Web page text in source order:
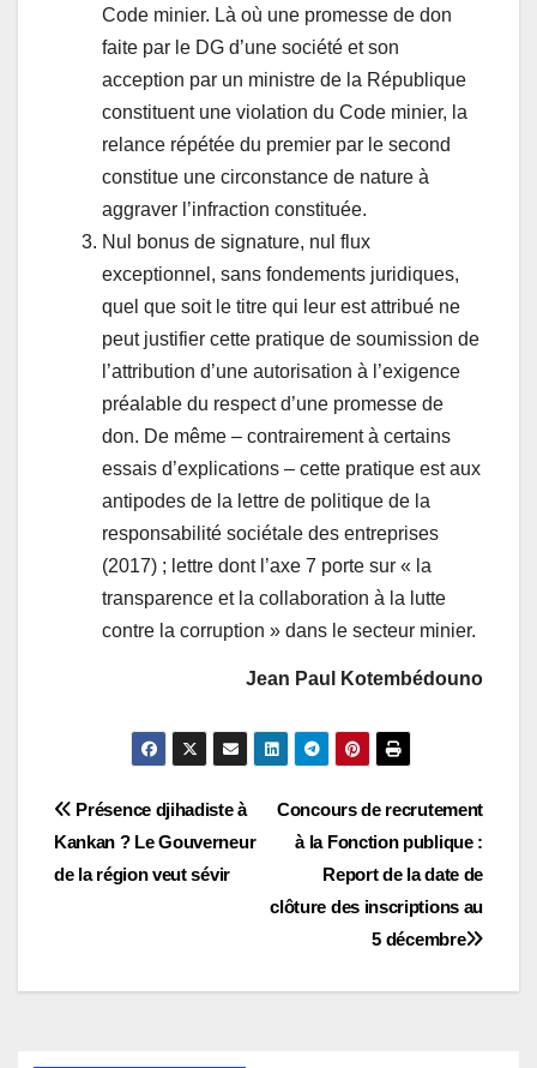
Code minier. Là où une promesse de don
faite par le DG d’une société et son
acception par un ministre de la République
constituent une violation du Code minier, la
relance répétée du premier par le second
constitue une circonstance de nature à
aggraver l’infraction constituée.
Nul bonus de signature, nul flux
exceptionnel, sans fondements juridiques,
quel que soit le titre qui leur est attribué ne
peut justifier cette pratique de soumission de
l’attribution d’une autorisation à l’exigence
préalable du respect d’une promesse de
don. De même – contrairement à certains
essais d’explications – cette pratique est aux
antipodes de la lettre de politique de la
responsabilité sociétale des entreprises
(2017) ; lettre dont l’axe 7 porte sur « la
transparence et la collaboration à la lutte
contre la corruption » dans le secteur minier.
Jean Paul Kotembédouno
Navigation
de
Concours de recrutement
à la Fonction publique :
Report de la date de
clôture des inscriptions au
5 décembre
Présence djihadiste à
Kankan ? Le Gouverneur
de la région veut sévir